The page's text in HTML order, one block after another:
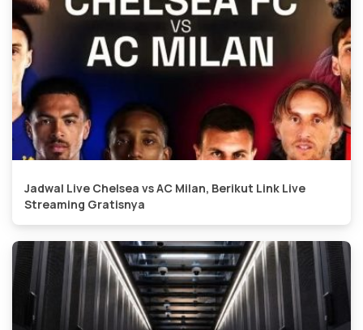
Jadwal Live Chelsea vs AC Milan, Berikut Link Live
Streaming Gratisnya